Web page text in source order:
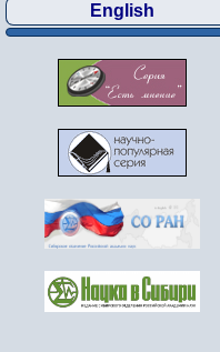
English